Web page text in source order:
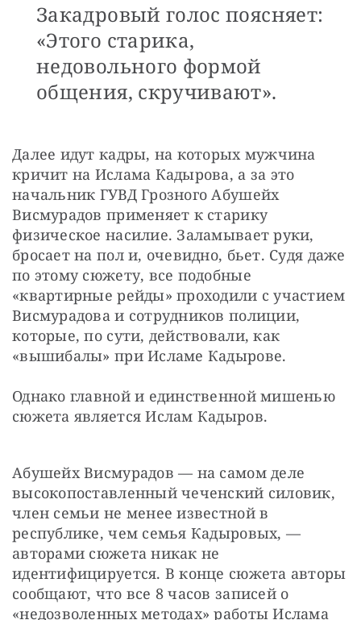
Закадровый голос поясняет:
«Этого старика,
недовольного формой
общения, скручивают».
Далее идут кадры, на которых мужчина
кричит на Ислама Кадырова, а за это
начальник ГУВД Грозного Абушейх
Висмурадов применяет к старику
физическое насилие. Заламывает руки,
бросает на пол и, очевидно, бьет. Судя даже
по этому сюжету, все подобные
«квартирные рейды» проходили с участием
Висмурадова и сотрудников полиции,
которые, по сути, действовали, как
«вышибалы» при Исламе Кадырове.
Однако главной и единственной мишенью
сюжета является Ислам Кадыров.
Абушейх Висмурадов — на самом деле
высокопоставленный чеченский силовик,
член семьи не менее известной в
республике, чем семья Кадыровых, —
авторами сюжета никак не
идентифицируется. В конце сюжета авторы
сообщают, что все 8 часов записей о
«недозволенных методах» работы Ислама